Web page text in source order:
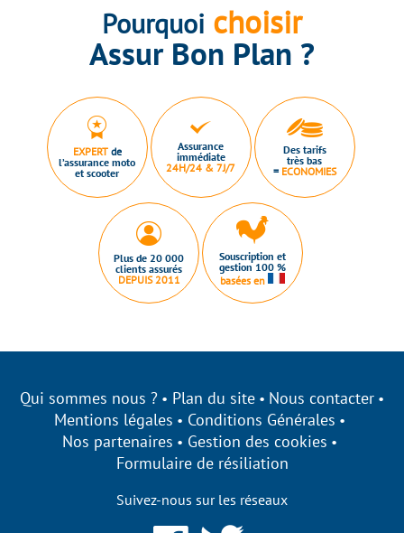
Pourquoi choisir
Assur Bon Plan ?
EXPERTde
l’assurance moto
et scooter
Assurance
immédiate
24H/24 & 7J/7
Des tarifs
très bas
= ECONOMIES
Plus de 20 000
clients assurés
DEPUIS 2011
Souscription et
gestion 100 %
basées en
Qui sommes nous ? Plan du site
Nous contacter
Mentions légales
Conditions Générales
Nos partenaires
Gestion des cookies
Formulaire de résiliation
Suivez-nous sur les réseaux